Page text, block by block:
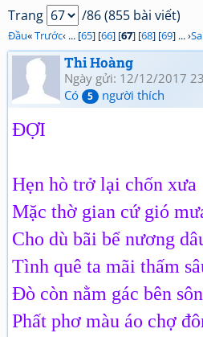
Trang /86 (855 bài viết)
Đầu«Trước‹ ... [65] [66] [67] [68] [69] ... ›
Thi Hoàng
Ngày gửi: 12/12/2017
Có
5 người thích
ĐỢI
Hẹn hò trở lại chốn xưa
Mặc thờ gian cứ gió
Cho dù bãi bể nương
Tình quê ta mãi thấm
Đò còn nằm gác bên
Phất phơ màu áo chợ